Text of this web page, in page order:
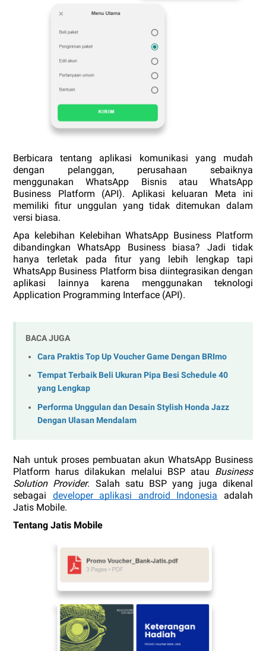
Berbicara tentang aplikasi komunikasi yang mudah
dengan pelanggan, perusahaan sebaiknya
menggunakan WhatsApp Bisnis atau WhatsApp
Business Platform (API). Aplikasi keluaran Meta ini
memiliki fitur unggulan yang tidak ditemukan dalam
versi biasa.
Apa kelebihan Kelebihan WhatsApp Business Platform
dibandingkan WhatsApp Business biasa? Jadi tidak
hanya terletak pada fitur yang lebih lengkap tapi
WhatsApp Business Platform bisa diintegrasikan dengan
aplikasi lainnya karena menggunakan teknologi
Application Programming Interface (API).
BACA JUGA
Cara Praktis Top Up Voucher Game Dengan BRImo
Tempat Terbaik Beli Ukuran Pipa Besi Schedule 40
yang Lengkap
Performa Unggulan dan Desain Stylish Honda Jazz
Dengan Ulasan Mendalam
Nah untuk proses pembuatan akun WhatsApp Business
Platform harus dilakukan melalui BSP atau Business
Solution Provider. Salah satu BSP yang juga dikenal
sebagai developer aplikasi android Indonesia adalah
Jatis Mobile.
Tentang Jatis Mobile